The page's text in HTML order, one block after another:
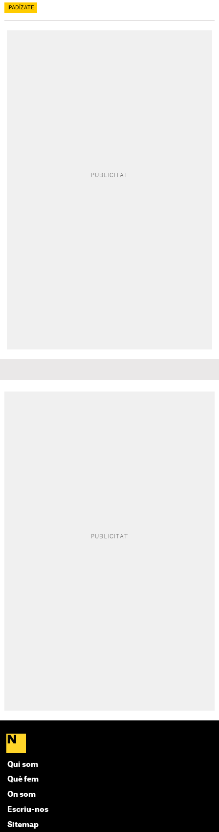
IPADÍZATE
Qui som
Què fem
On som
Escriu-nos
Sitemap